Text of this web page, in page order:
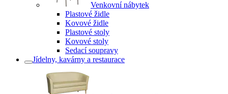
Venkovní nábytek
Plastové židle
Kovové židle
Plastové stoly
Kovové stoly
Sedací soupravy
Jídelny, kavárny a restaurace